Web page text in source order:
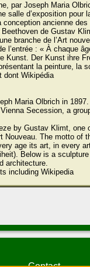
par Joseph Maria
salle d’exposition pour
conception ancienne des
de Gustav
branche de l’Art
l’entrée : « À chaque
Kunst. Der Kunst ihre
la peinture, la
dont Wikipédia
Maria Olbrich in
Secession, a
by Gustav Klimt, one
Nouveau. The motto of
age its art, in every
Below is a
architecture.
including Wikipedia